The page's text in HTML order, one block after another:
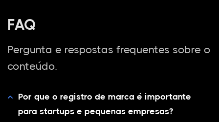
FAQ
Pergunta e respostas frequentes sobre o
conteúdo.
Por que o registro de marca é importante
para startups e pequenas empresas?